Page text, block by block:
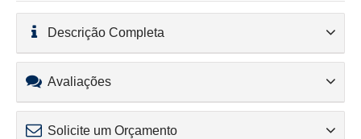
Descrição Completa
Avaliações
Solicite um Orçamento